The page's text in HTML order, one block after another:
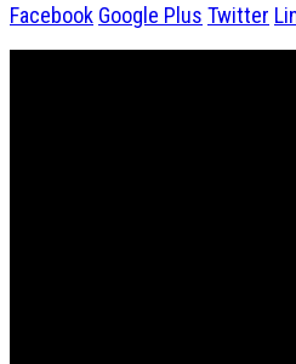
Facebook Google Plus Twitter